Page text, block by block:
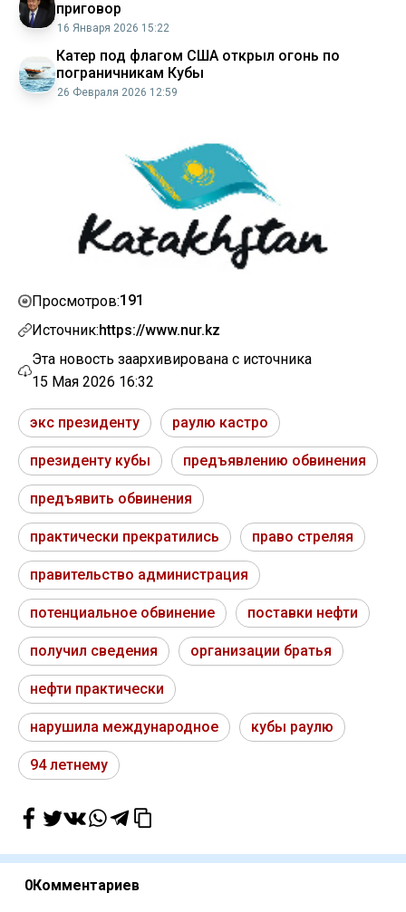
приговор
16 Января 2026 15:22
Катер под флагом США открыл огонь по
пограничникам Кубы
26 Февраля 2026 12:59
Просмотров:191
Источник:https://www.nur.kz
Эта новость заархивирована с источника
15 Мая 2026 16:32
экс президенту раулю кастро
президенту кубы предъявлению обвинения
предъявить обвинения
практически прекратились право стреляя
правительство администрация
потенциальное обвинение поставки нефти
получил сведения организации братья
нефти практически
нарушила международное кубы раулю
94 летнему
0Комментариев